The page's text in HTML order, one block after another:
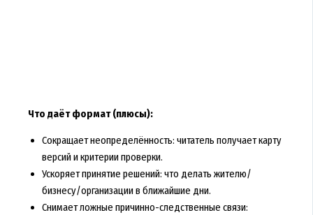
Что даёт формат (плюсы):
Сокращает неопределённость: читатель получает карту
версий и критерии проверки.
Ускоряет принятие решений: что делать жителю/
бизнесу/организации в ближайшие дни.
Снимает ложные причинно-следственные связи: